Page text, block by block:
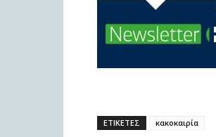
ΕΤΙΚΕΤΕΣ κακοκαιρία